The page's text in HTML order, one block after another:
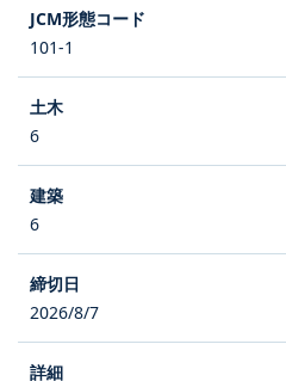
101-1
6
6
2026/8/7